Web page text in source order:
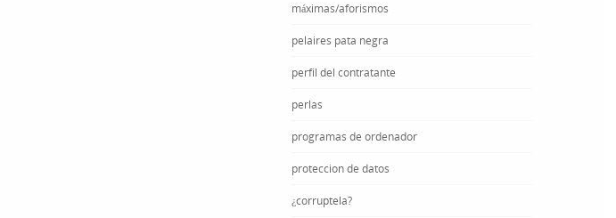
máximas/aforismos
pelaires pata negra
perfil del contratante
perlas
programas de ordenador
proteccion de datos
¿corruptela?